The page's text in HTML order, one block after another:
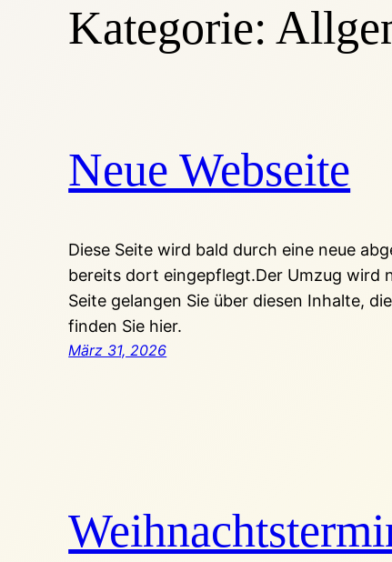
Kategorie:
Neue Webseite
Diese Seite wird bald durch eine neue
bereits dort eingepflegt.Der Umzug wird
Seite gelangen Sie über diesen Inhalte,
finden Sie hier.
März 31, 2026